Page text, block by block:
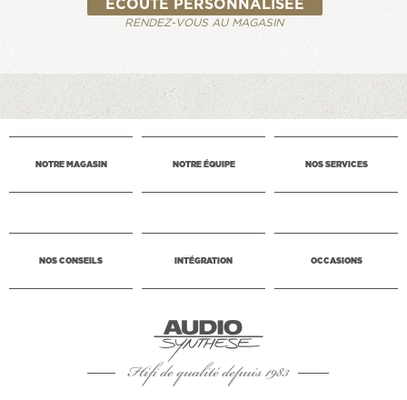
ÉCOUTE PERSONNALISÉE
RENDEZ-VOUS AU MAGASIN
NOTRE MAGASIN NOTRE ÉQUIPE NOS SERVICES
NOS CONSEILS INTÉGRATION OCCASIONS
Hifi de qualité depuis 1983